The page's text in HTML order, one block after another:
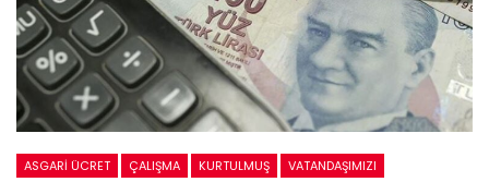
ASGARI ÜCRET ÇALIŞMA KURTULMUŞ VATANDAŞIMIZI